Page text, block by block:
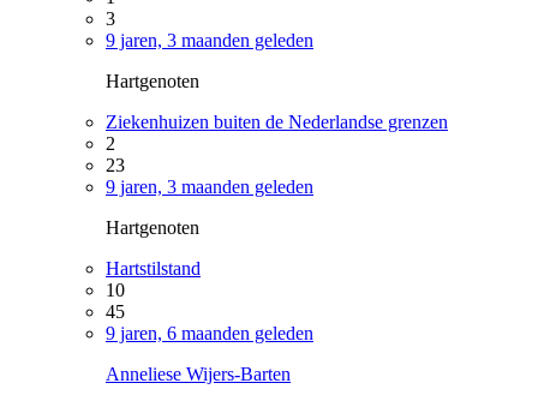
3
9 jaren, 3 maanden geleden
Hartgenoten
Ziekenhuizen buiten de Nederlandse grenzen
2
23
9 jaren, 3 maanden geleden
Hartgenoten
Hartstilstand
10
45
9 jaren, 6 maanden geleden
Anneliese Wijers-Barten